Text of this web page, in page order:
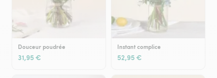
Douceur poudrée
31,95 €
Instant complice
52,95 €